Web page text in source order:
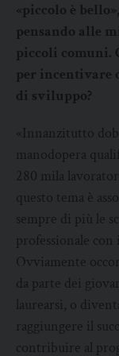
«piccolo è
pensando alle
piccoli comuni.
per incentivare
di sviluppo?
«Innanzitutto
manodopera
280 mila
questo tema è
sempre di più le
professionale con
Ovviamente
da parte dei
laurearsi, o
raggiungere il
contribuire al